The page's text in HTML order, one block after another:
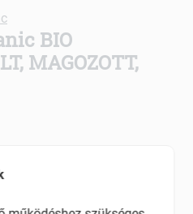
BIO
MAGOZOTT,